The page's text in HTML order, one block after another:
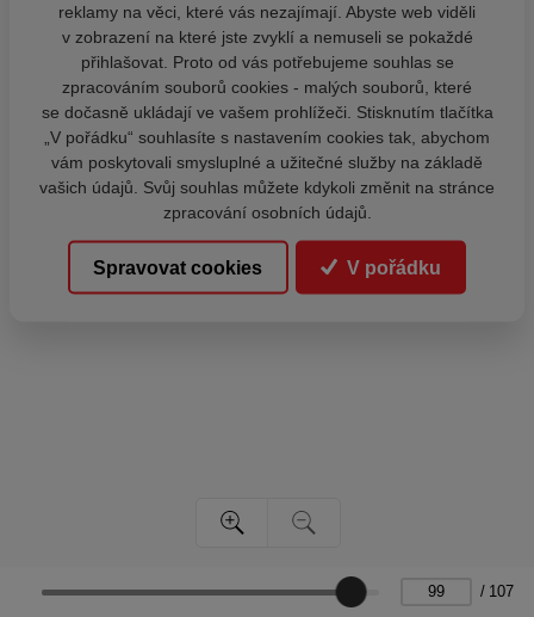
/ 107
reklamy na věci, které vás nezajímají. Abyste web viděli
v zobrazení na které jste zvyklí a nemuseli se pokaždé
přihlašovat. Proto od vás potřebujeme souhlas se
zpracováním souborů cookies - malých souborů, které
se dočasně ukládají ve vašem prohlížeči. Stisknutím tlačítka
„V pořádku“ souhlasíte s nastavením cookies tak, abychom
vám poskytovali smysluplné a užitečné služby na základě
vašich údajů. Svůj souhlas můžete kdykoli změnit na stránce
zpracování osobních údajů.
Spravovat cookies V pořádku